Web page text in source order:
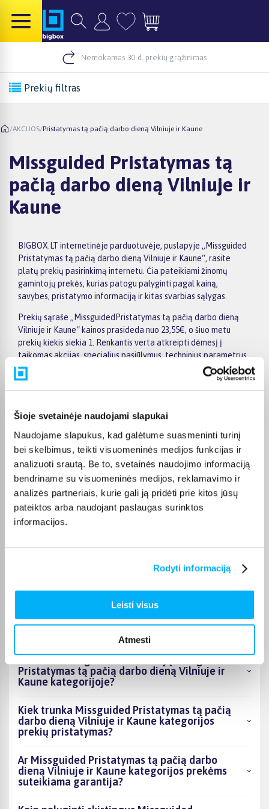
Šioje svetainėje naudojami slapukai
Naudojame slapukus, kad galėtume suasmeninti turinį
bei skelbimus, teikti visuomeninės medijos funkcijas ir
analizuoti srautą. Be to, svetainės naudojimo informaciją
bendriname su visuomeninės medijos, reklamavimo ir
analizės partneriais, kurie gali ją pridėti prie kitos jūsų
pateiktos arba naudojant paslaugas surinktos
informacijos.
Rodyti informaciją
Leisti visus
Atmesti
Nemokamas 30 d. prekių grąžinimas
Prekių filtras
/AKCIJOS/Pristatymas tą pačią darbo dieną Vilniuje ir Kaune
Missguided Pristatymas tą
pačią darbo dieną Vilniuje ir
Kaune
BIGBOX.LT internetinėje parduotuvėje, puslapyje „Missguided
Pristatymas tą pačią darbo dieną Vilniuje ir Kaune“, rasite
platų prekių pasirinkimą internetu. Čia pateikiami žinomų
gamintojų prekės, kurias patogu palyginti pagal kainą,
savybes, pristatymo informaciją ir kitas svarbias sąlygas.
Prekių sąraše „MissguidedPristatymas tą pačią darbo dieną
Vilniuje ir Kaune“ kainos prasideda nuo 23,55€, o šiuo metu
prekių kiekis siekia 1. Renkantis verta atkreipti dėmesį į
taikomas akcijas, specialius pasiūlymus, techninius parametrus
bei papildomas pirkimo sąlygas, kad būtų lengviau išsirinkti
geriausiai jūsų poreikius atitinkantį variantą.
susiaurinti asortimentą ir greičiau rasti tinkamą prekę.
Vilniuje ir Kaune“ pasiūlymus BIGBOX.LT, palyginkite prekes ir
pirkite internetu patogiai. Pasirinktą prekę pristatysime per jos
aprašyme nurodytą terminą.
DUK
dieną Vilniuje ir Kaune kategorijoje esantys
Kiek prekių yra Missguided Pristatymas tą
pačią darbo dieną Vilniuje ir Kaune kategorijos
Pristatymas tą pačią darbo dieną Vilniuje ir
Kaune kategorijoje?
Kiek trunka Missguided Pristatymas tą pačią
darbo dieną Vilniuje ir Kaune kategorijos
prekių pristatymas?
Ar Missguided Pristatymas tą pačią darbo
dieną Vilniuje ir Kaune kategorijos prekėms
suteikiama garantija?